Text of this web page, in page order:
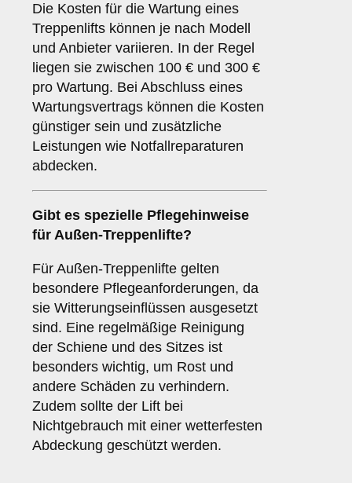
Die Kosten für die Wartung eines
Treppenlifts können je nach Modell
und Anbieter variieren. In der Regel
liegen sie zwischen 100 € und 300 €
pro Wartung. Bei Abschluss eines
Wartungsvertrags können die Kosten
günstiger sein und zusätzliche
Leistungen wie Notfallreparaturen
abdecken.
Gibt es spezielle Pflegehinweise
für Außen-Treppenlifte?
Für Außen-Treppenlifte gelten
besondere Pflegeanforderungen, da
sie Witterungseinflüssen ausgesetzt
sind. Eine regelmäßige Reinigung
der Schiene und des Sitzes ist
besonders wichtig, um Rost und
andere Schäden zu verhindern.
Zudem sollte der Lift bei
Nichtgebrauch mit einer wetterfesten
Abdeckung geschützt werden.